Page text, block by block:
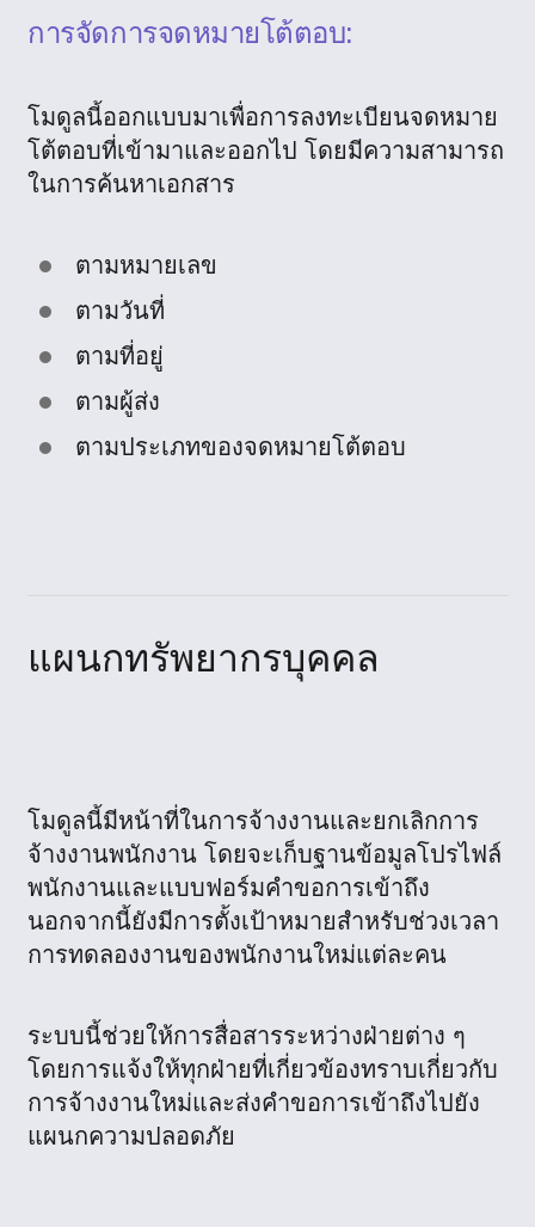
การจัดการจดหมายโต้ตอบ:
โมดูลนี้ออกแบบมาเพื่อการลงทะเบียนจดหมาย
โต้ตอบที่เข้ามาและออกไป โดยมีความสามารถ
ในการค้นหาเอกสาร
ตามหมายเลข
ตามวันที่
ตามที่อยู่
ตามผู้ส่ง
ตามประเภทของจดหมายโต้ตอบ
แผนกทรัพยากรบุคคล
โมดูลนี้มีหน้าที่ในการจ้างงานและยกเลิกการ
จ้างงานพนักงาน โดยจะเก็บฐานข้อมูลโปรไฟล์
พนักงานและแบบฟอร์มคำขอการเข้าถึง
นอกจากนี้ยังมีการตั้งเป้าหมายสำหรับช่วงเวลา
การทดลองงานของพนักงานใหม่แต่ละคน
ระบบนี้ช่วยให้การสื่อสารระหว่างฝ่ายต่าง ๆ
โดยการแจ้งให้ทุกฝ่ายที่เกี่ยวข้องทราบเกี่ยวกับ
การจ้างงานใหม่และส่งคำขอการเข้าถึงไปยัง
แผนกความปลอดภัย